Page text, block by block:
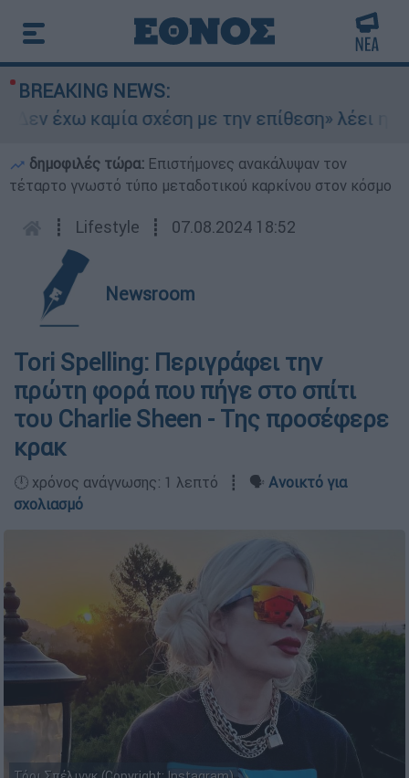
BREAKING NEWS:
έχω καμία σχέση με την επίθεση» λέει η
δημοφιλές τώρα: Επιστήμονες ανακάλυψαν τον
τέταρτο γνωστό τύπο μεταδοτικού καρκίνου στον κόσμο
┋ Lifestyle ┋ 07.08.2024 18:52
Newsroom
Tori Spelling: Περιγράφει την
πρώτη φορά που πήγε στο σπίτι
του Charlie Sheen - Της προσέφερε
κρακ
🕛 χρόνος ανάγνωσης: 1 λεπτό ┋ 🗣️ Ανοικτό για
σχολιασμό